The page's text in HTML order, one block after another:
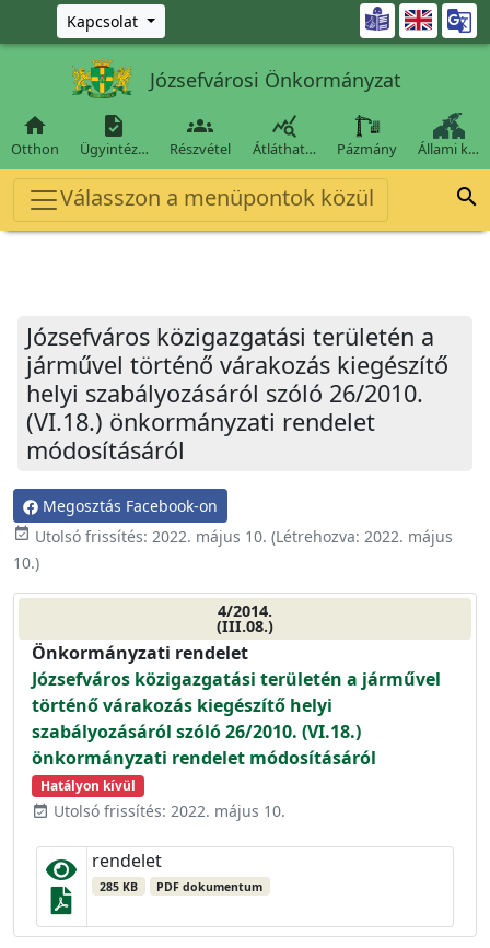
Ugrás a fő tartalomra
Kapcsolat 
Józsefvárosi Önkormányzat

Otthon

Ügyintéz…

Részvétel

Átláthat… Pázmány Állami k…
Válasszon a menüpontok közül 
Józsefváros közigazgatási területén a
járművel történő várakozás kiegészítő
helyi szabályozásáról szóló 26/2010.
(VI.18.) önkormányzati rendelet
módosításáról
Megosztás Facebook-on
event_available Utolsó frissítés: 2022. május 10. (Létrehozva: 2022. május
10.)
4/2014.
(III.08.)
Önkormányzati rendelet
Józsefváros közigazgatási területén a járművel
történő várakozás kiegészítő helyi
szabályozásáról szóló 26/2010. (VI.18.)
önkormányzati rendelet módosításáról
Hatályon kívül
event_available Utolsó frissítés: 2022. május 10.
rendelet
285 KB PDF dokumentum